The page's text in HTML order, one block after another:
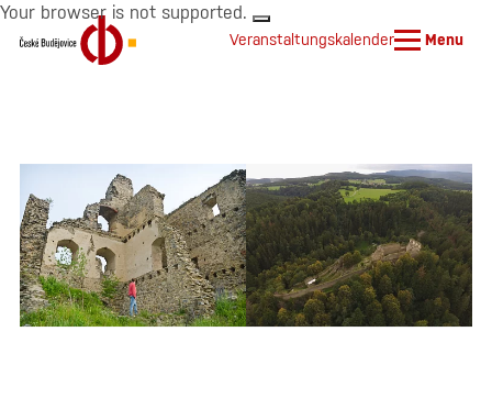
Your browser is not supported.
Veranstaltungskalender Menu